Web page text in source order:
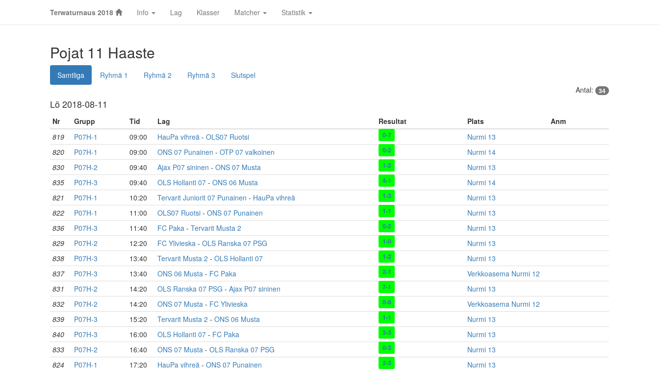
Terwaturnaus 2018 Info Lag Klasser Matcher Statistik
Pojat 11 Haaste
Samtliga Ryhmä 1 Ryhmä 2 Ryhmä 3
Slutspel
Antal:
34
Lö 2018-08-11
Nr Grupp Tid Lag Resultat Plats
Anm
819
P07H-1 09:00 HauPa vihreä - OLS07 Ruotsi 0-7
Nurmi 13
820
P07H-1 09:00 ONS 07 Punainen - OTP 07 valkoinen 0-2
Nurmi 14
830
P07H-2 09:40 Ajax P07 sininen - ONS 07 Musta 1-2
Nurmi 13
835
P07H-3 09:40 OLS Hollanti 07 - ONS 06 Musta 4-1
Nurmi 14
821
P07H-1 10:20 Tervarit Juniorit 07 Punainen - HauPa vihreä 1-3
Nurmi 13
822
P07H-1 11:00 OLS07 Ruotsi - ONS 07 Punainen 1-1
Nurmi 13
836
P07H-3 11:40 FC Paka - Tervarit Musta 2 0-2
Nurmi 13
829
P07H-2 12:20 FC Ylivieska - OLS Ranska 07 PSG 1-0
Nurmi 13
838
P07H-3 13:40 Tervarit Musta 2 - OLS Hollanti 07 1-2
Nurmi 13
837
P07H-3 13:40 ONS 06 Musta - FC Paka 2-1
Verkkoasema Nurmi 12
831
P07H-2 14:20 OLS Ranska 07 PSG - Ajax P07 sininen 7-1
Nurmi 13
832
P07H-2 14:20 ONS 07 Musta - FC Ylivieska 0-8
Verkkoasema Nurmi 12
839
P07H-3 15:20 Tervarit Musta 2 - ONS 06 Musta 1-1
Nurmi 13
840
P07H-3 16:00 OLS Hollanti 07 - FC Paka 3-3
Nurmi 13
833
P07H-2 16:40 ONS 07 Musta - OLS Ranska 07 PSG 0-3
Nurmi 13
824
P07H-1 17:20 HauPa vihreä - ONS 07 Punainen 2-3
Nurmi 13